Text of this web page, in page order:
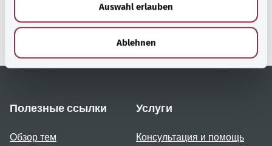
Auswahl erlauben
Ablehnen
Gesundheit (Федеральное
министерство
Полезные ссылки
Обзор тем
Услуги
Консультация и помощь